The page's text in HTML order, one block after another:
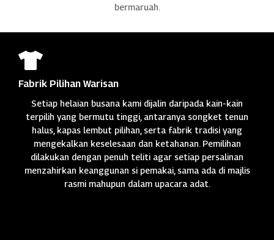
bermaruah.

Fabrik Pilihan Warisan
Setiap helaian busana kami dijalin daripada kain-kain
terpilih yang bermutu tinggi, antaranya songket tenun
halus, kapas lembut pilihan, serta fabrik tradisi yang
mengekalkan keselesaan dan ketahanan. Pemilihan
dilakukan dengan penuh teliti agar setiap persalinan
menzahirkan keanggunan si pemakai, sama ada di majlis
rasmi mahupun dalam upacara adat.